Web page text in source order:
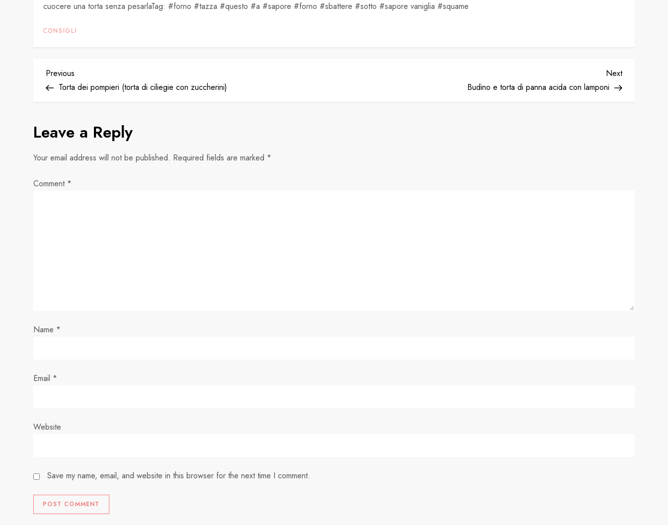
cuocere una torta senza pesarlaTag: #forno #tazza #questo #a #sapore #forno #sbattere #sotto #sapore vaniglia #squame
CONSIGLI
P
s
a
i
n
Previous
Post
Previous
Torta dei pompieri (torta di ciliegie con zuccherini)
Next
Post
Next
Budino e torta di panna acida con lamponi
Leave a Reply
Your email address will not be published. Required fields are marked *
Comment *
Name *
Email *
Website
Save my name, email, and website in this browser for the next time I comment.